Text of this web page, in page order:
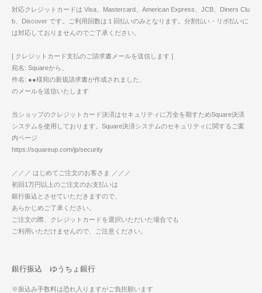
対応クレジットカードは Visa、Mastercard、American Express、JCB、Diners Clu
b、Discover です。ご利用回数は１回払いのみとなります。分割払い・リボ払いに
は対応しておりませんのでご了承ください。
[ クレジットカード支払のご請求書メールを送信します ]
宛名: Squareから、
件名: ●●様宛の新規請求書が作成されました、
のメールを送信いたします
当ショップのクレジットカード決済はセキュリティに万全を期すためSquare決済
システムを使用しております。Square決済システムのセキュリティに関するご案
内ページ
https://squareup.com/jp/security
／／／ はじめてご注文のお客さま ／／／
初回1万円以上のご注文のお支払いは
銀行振込とさせていただきますので、
あらかじめご了承ください。
ご注文の際、クレジットカードを選択いただいた場合でも
ご利用いただけませんので、ご注意ください。
銀行振込 ゆうちょ銀行
※振込み手数料は恐れ入りますがご負担願います